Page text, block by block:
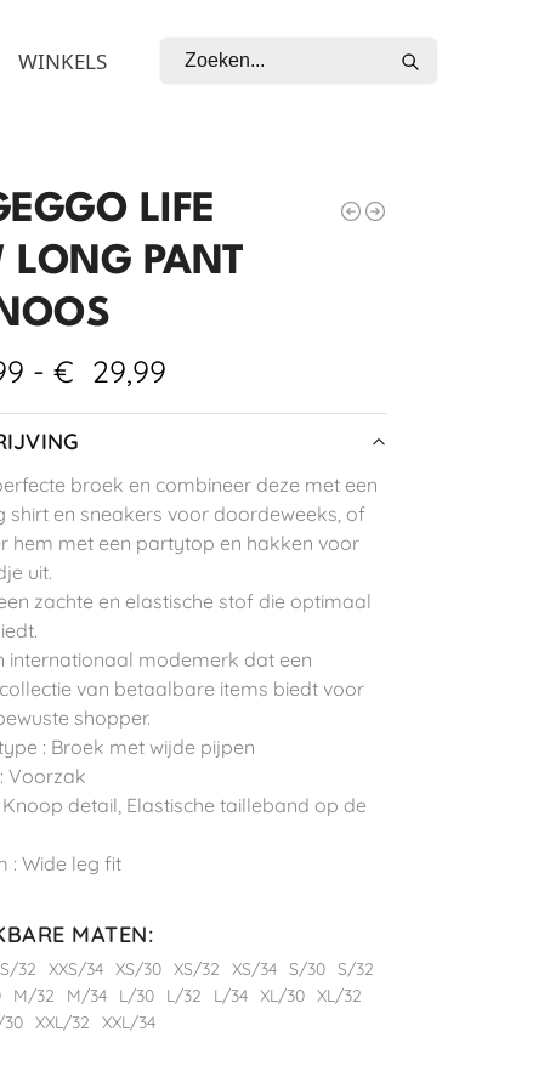
WINKELS
LIFE
LONG PANT
- € 29,99
broek en combineer deze met een
shirt en sneakers voor doordeweeks, of
hem met een partytop en hakken voor
uit.
zachte en elastische stof die optimaal
internationaal modemerk dat een
van betaalbare items biedt voor
shopper.
: Broek met wijde pijpen
Voorzak
Knoop detail, Elastische tailleband op de
: Wide leg fit
MATEN:
32 XXS/34 XS/30 XS/32 XS/34 S/30 S/32
M/32 M/34 L/30 L/32 L/34 XL/30 XL/32
30 XXL/32 XXL/34